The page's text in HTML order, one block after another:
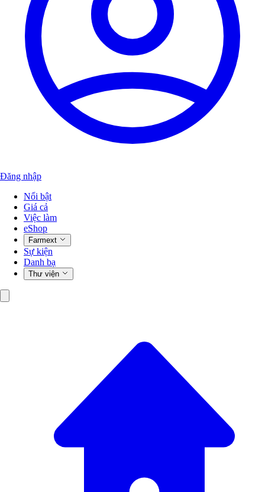
Đăng nhập
Nổi bật
Giá cả
Việc làm
eShop
Farmext
Sự kiện
Danh bạ
Thư viện